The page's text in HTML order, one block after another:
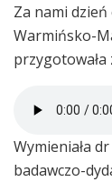
Za nami
Warmińsko-
Wymieniała
badawczo-